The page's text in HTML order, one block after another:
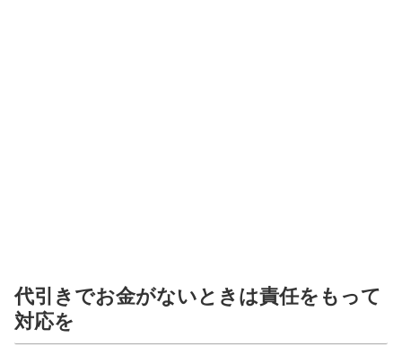
代引きでお金がないときは責任をもって
対応を